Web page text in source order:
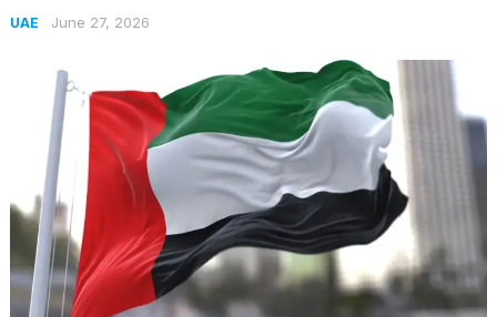
UAE June 27, 2026